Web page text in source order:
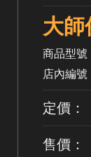
大師
商品型號
店內編
定價
售價：